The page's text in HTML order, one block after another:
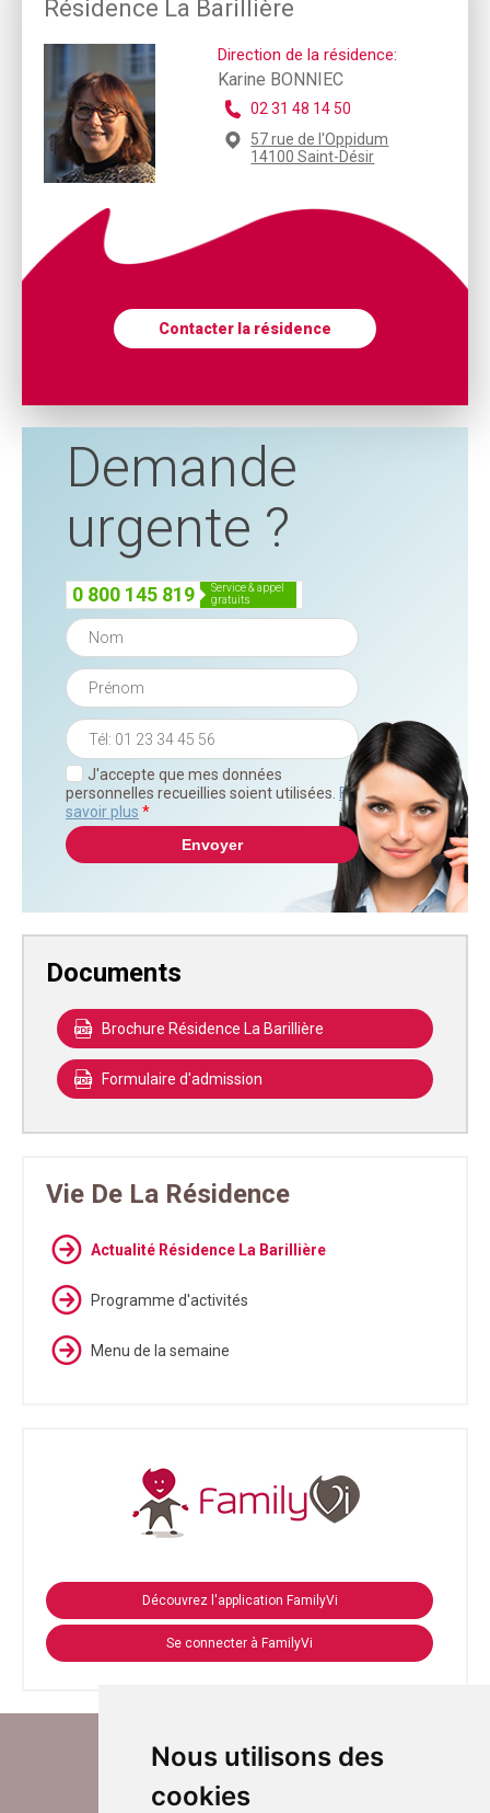
Nous utilisons des
cookies
Résidence La Barillière
Direction de la résidence:
Karine BONNIEC
02 31 48 14 50
57 rue de l'Oppidum
14100 Saint-Désir
Contacter la résidence
Demande
urgente ?
0 800 145 819
service & appel
gratuits
J'accepte que mes données
personnelles recueillies soient utilisées. En
savoir plus *
Documents
Brochure Résidence La Barillière
Formulaire d'admission
Vie De La Résidence
Actualité Résidence La Barillière
Programme d'activités
Menu de la semaine
Découvrez l'application FamilyVi
Se connecter à FamilyVi